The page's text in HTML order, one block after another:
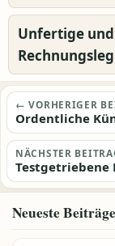
Unfertige
← VORHERIGER
Ordentliche
NÄCHSTER
Testgetriebene
Neueste Beiträge